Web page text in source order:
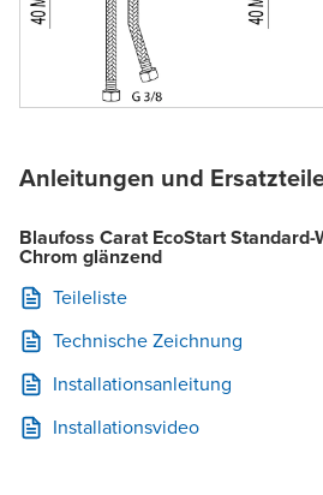
Anleitungen und
Blaufoss Carat EcoStart
Chrom glänzend
Teileliste
Technische Zeichnung
Installationsanleitung
Installationsvideo